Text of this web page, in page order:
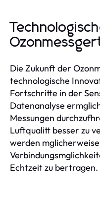
Die Zukunft der
technologische
Fortschritte in der
Datenanalyse
Messungen
Luftqualitt besser zu
werden
Echtzeit zu bertragen.